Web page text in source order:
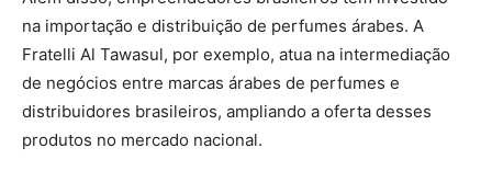
na importação e distribuição de perfumes árabes. A
Fratelli Al Tawasul, por exemplo, atua na intermediação
de negócios entre marcas árabes de perfumes e
distribuidores brasileiros, ampliando a oferta desses
produtos no mercado nacional.